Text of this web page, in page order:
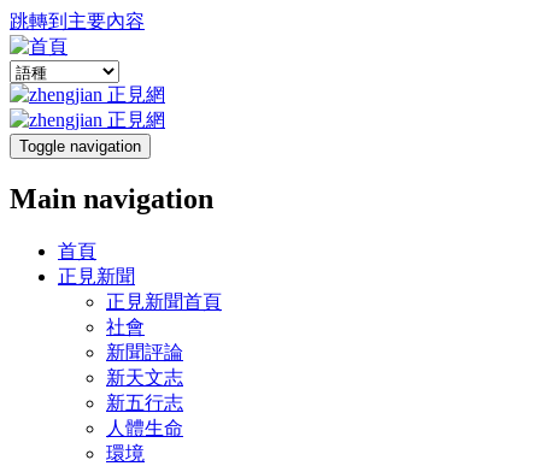
跳轉到主要內容
Toggle navigation
Main navigation
首頁
正見新聞
正見新聞首頁
社會
新聞評論
新天文志
新五行志
人體生命
環境